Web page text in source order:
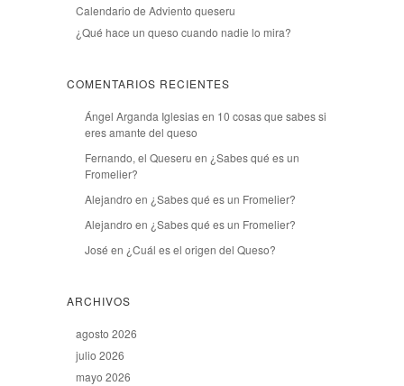
Calendario de Adviento queseru
¿Qué hace un queso cuando nadie lo mira?
COMENTARIOS RECIENTES
Ángel Arganda Iglesiasen 10 cosas que sabes si
eres amante del queso
Fernando, el Queseru en ¿Sabes qué es un
Fromelier?
Alejandro en ¿Sabes qué es un Fromelier?
Alejandro en ¿Sabes qué es un Fromelier?
José en ¿Cuál es el origen del Queso?
ARCHIVOS
agosto 2026
julio 2026
mayo 2026